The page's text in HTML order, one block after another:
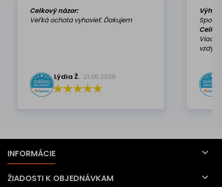
Celkový názor:
Veľká ochota vyhovieť. Ďakujem
Lýdia Ž. 21.06.2026
vzdy k
INFORMÁCIE 
ŽIADOSTI K OBJEDNÁVKAM 